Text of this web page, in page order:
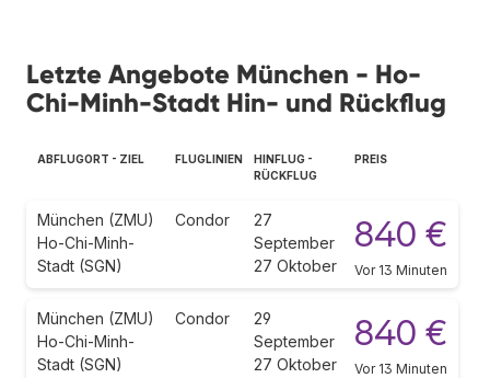
Letzte Angebote München - Ho-
Chi-Minh-Stadt Hin- und Rückflug
ABFLUGORT - ZIEL FLUGLINIEN
HINFLUG -
RÜCKFLUG
PREIS
München (ZMU)
Ho-Chi-Minh-
Stadt (SGN)
Condor
27
September
27 Oktober
840 €
Vor 13 Minuten
München (ZMU)
Ho-Chi-Minh-
Stadt (SGN)
Condor
29
September
27 Oktober
840 €
Vor 13 Minuten